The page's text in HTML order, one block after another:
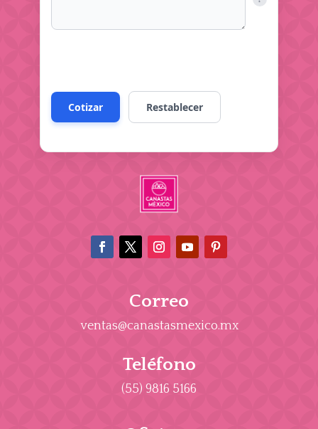
Correo
ventas@canastasmexico.mx
Teléfono
(55) 9816 5166